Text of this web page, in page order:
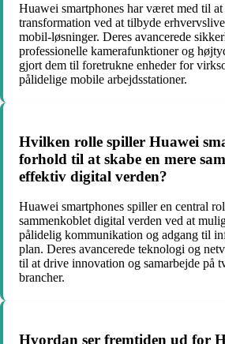
Huawei smartphones har været med til
transformation ved at tilbyde
mobil-løsninger. Deres avancerede
professionelle kamerafunktioner og
gjort dem til foretrukne enheder for
pålidelige mobile arbejdsstationer.
Hvilken rolle spiller Huawei
forhold til at skabe en mere
effektiv digital verden?
Huawei smartphones spiller en central
sammenkoblet digital verden ved at
pålidelig kommunikation og adgang til
plan. Deres avancerede teknologi og
til at drive innovation og samarbejde på
brancher.
Hvordan ser fremtiden ud for